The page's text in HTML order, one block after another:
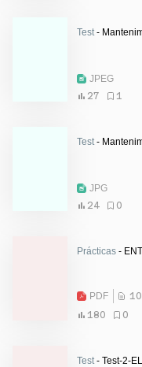
Test -
JPEG
27
1
Test -
JPG
24
0
Prácticas -
PDF
180
0
Test - Test-2-